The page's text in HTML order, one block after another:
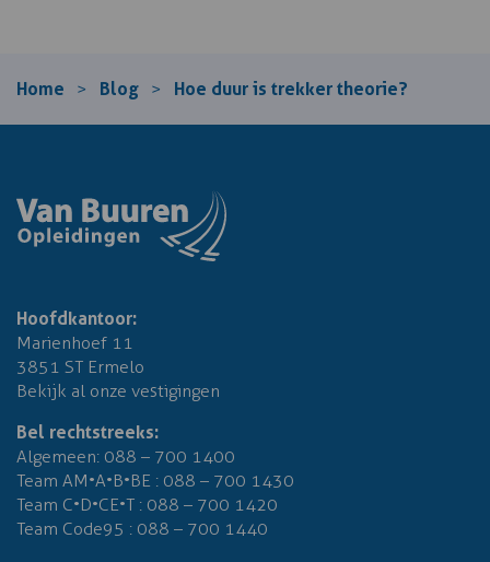
Home > Blog > Hoe duur is trekker theorie?
Hoofdkantoor:
Marienhoef 11
3851 ST Ermelo
Bekijk al onze vestigingen
Bel rechtstreeks:
Algemeen: 088 – 700 1400
Team AM•A•B•BE : 088 – 700 1430
Team C•D•CE•T : 088 – 700 1420
Team Code95 : 088 – 700 1440